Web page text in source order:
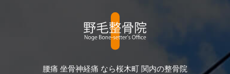
腰痛 坐骨神経痛 なら桜木町 関内の整骨院